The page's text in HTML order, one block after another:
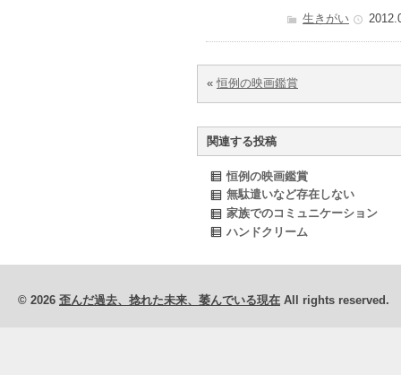
生きがい
« 恒例の映画鑑賞
関連する投稿
恒例の映画鑑賞
無駄遣いなど存在しない
家族でのコミュニケーション
ハンドクリーム
© 2026 歪んだ過去、捻れた未来、萎んでいる現在 All rights reserved.